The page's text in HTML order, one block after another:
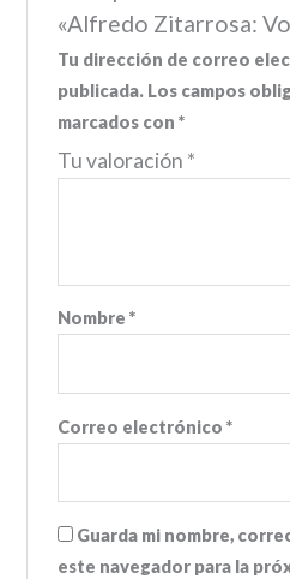
«Alfredo Zitarrosa:
Tu dirección de correo
publicada. Los campos
marcados con *
Tu valoración *
Nombre *
Correo electrónico *
Guarda mi nombre,
este navegador para la